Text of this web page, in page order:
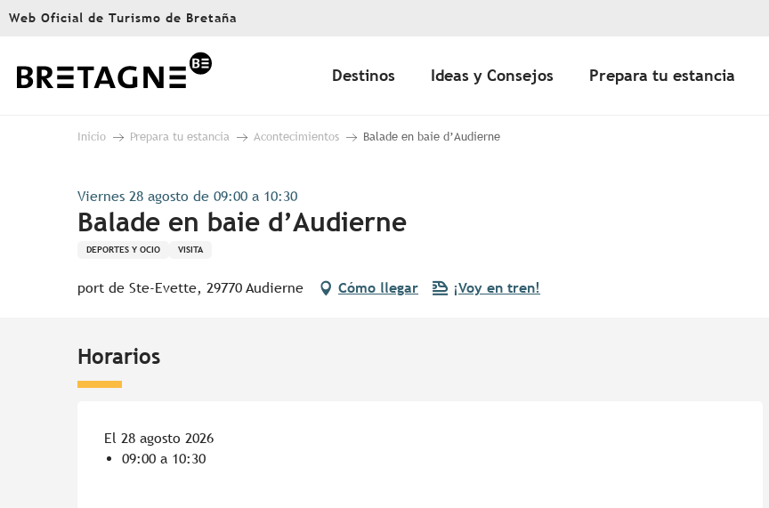
Aller
principal
Web Oficial de Turismo de Bretaña
Destinos Ideas y Consejos Prepara tu estancia
Inicio Prepara tu estancia Acontecimientos Balade en baie d’Audierne
Viernes 28 agosto de 09:00 a 10:30
Balade en baie d’Audierne
DEPORTES Y OCIO VISITA
port de Ste-Evette, 29770 Audierne Cómo llegar ¡Voy en tren!
Horarios
El 28 agosto 2026
09:00 a 10:30